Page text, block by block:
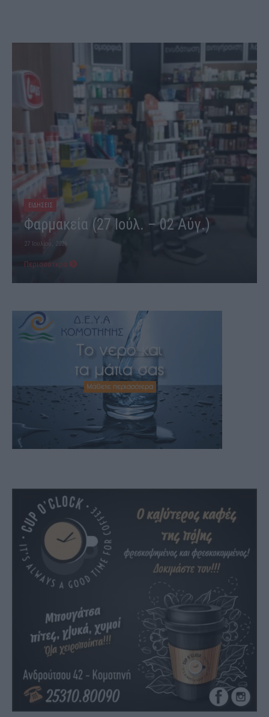
ΕΙΔΗΣΕΙΣ
Φαρμακεία (03-09 Αυγ.)
3 Αυγούστου, 2026
Περισσότερα